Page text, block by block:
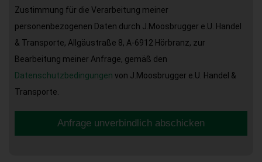
Zustimmung für die Verarbeitung meiner
personenbezogenen Daten durch J.Moosbrugger e.U. Handel
& Transporte, Allgäustraße 8, A-6912 Hörbranz, zur
Bearbeitung meiner Anfrage, gemäß den
Datenschutzbedingungen von J.Moosbrugger e.U. Handel &
Transporte.
Anfrage unverbindlich abschicken